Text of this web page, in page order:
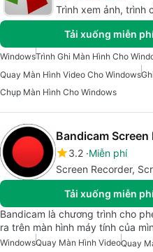
Trình xem ảnh, trình
Tải xuống miễn
WindowsTrình Ghi Màn Hình Cho
Quay Màn Hình Video Cho Windows
Chụp Màn Hình Cho Windows
Bandicam Screen
3.2 Miễn phí
Screen Recorder,
Tải xuống miễn
Bandicam là chương trình cho
ra trên màn hình máy tính của
WindowsQuay Màn Hình VideoQuay